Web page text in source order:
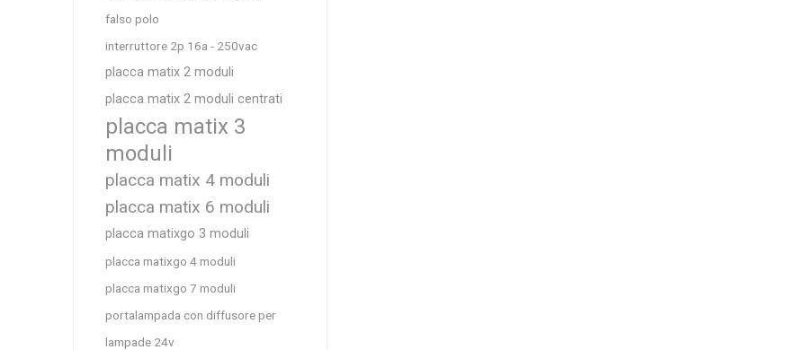
falso polo
interruttore 2p 16a - 250vac
placca matix 2 moduli
placca matix 2 moduli centrati
placca matix 3
moduli
placca matix 4 moduli
placca matix 6 moduli
placca matixgo 3 moduli
placca matixgo 4 moduli
placca matixgo 7 moduli
portalampada con diffusore per
lampade 24v